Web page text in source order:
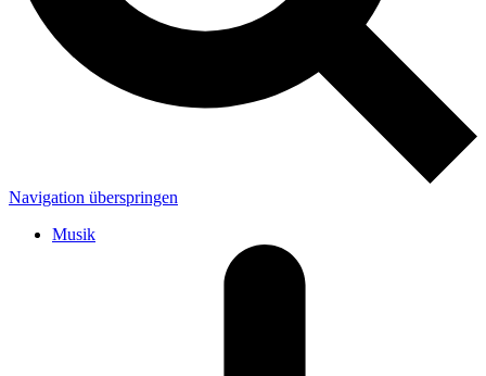
Navigation überspringen
Musik